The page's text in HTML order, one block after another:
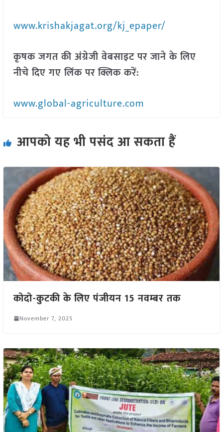
www.krishakjagat.org/kj_epaper/
कृषक जगत की अंग्रेजी वेबसाइट पर जाने के लिए
नीचे दिए गए लिंक पर क्लिक करें:
www.global-agriculture.com
आपको यह भी पसंद आ सकता हैं
कोदो-कुटकी के लिए पंजीयन 15 नवम्बर तक
November 7, 2025